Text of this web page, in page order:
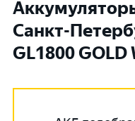
Санкт-
GL1800 GOLD